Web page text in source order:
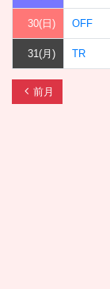
30(日) OFF
31(月) TR
chevron_left 前月